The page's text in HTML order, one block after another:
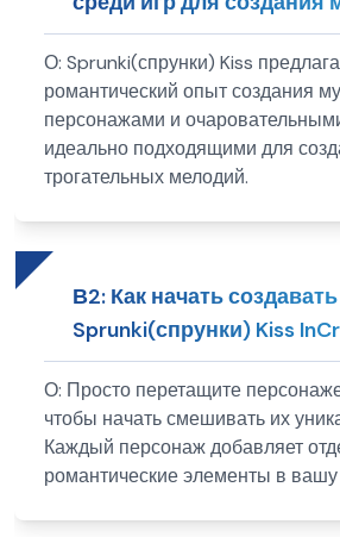
О: Sprunki(спрунки) Kiss
романтический опыт создания
персонажами и
идеально подходящими для
трогательных мелодий.
В2: Как начать
Sprunki(спрунки) Kiss
О: Просто перетащите
чтобы начать смешивать их
Каждый персонаж добавляет
романтические элементы в